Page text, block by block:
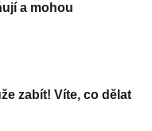
a mohou
zabít! Víte, co dělat